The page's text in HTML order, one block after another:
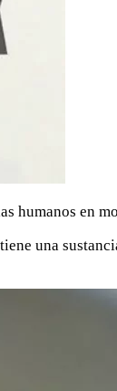
humanos en
una